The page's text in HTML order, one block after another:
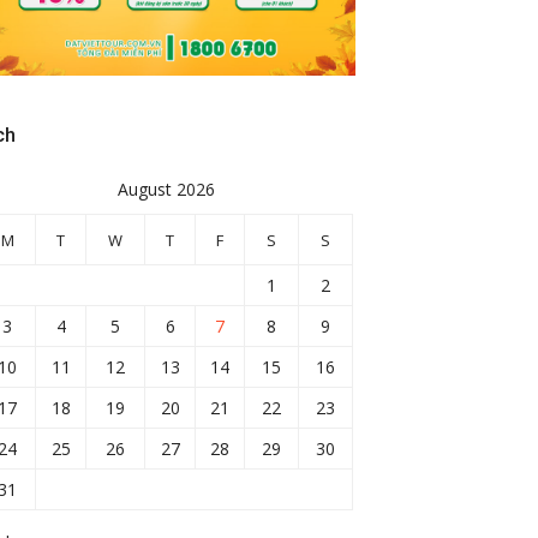
August 2026
M T W T F S S
1
2
3
4 5 6 7 8
9
11 12 13 14 15
16
18 19 20 21 22
23
25 26 27 28 29
30